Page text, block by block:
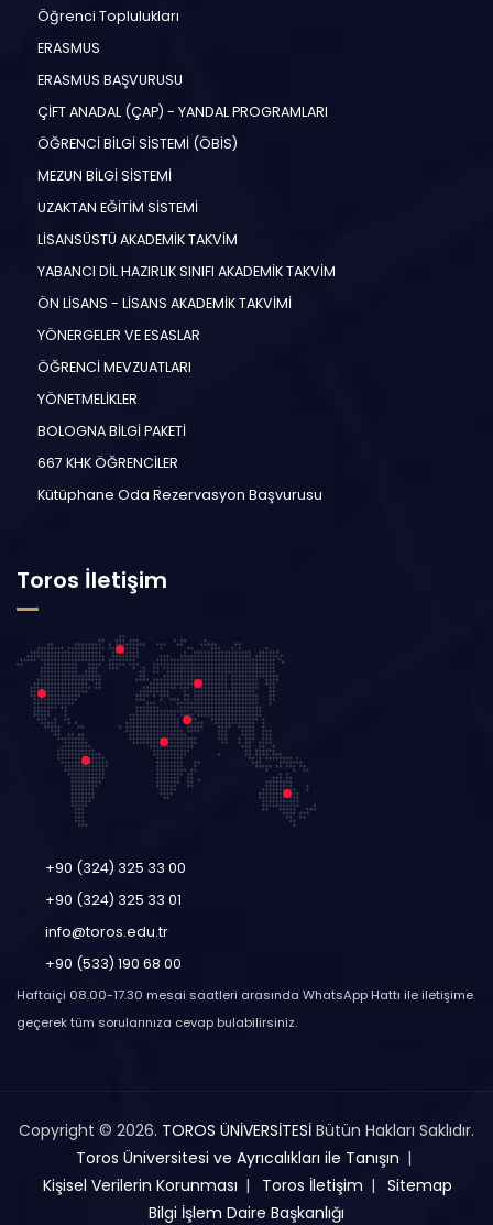
Öğrenci Toplulukları
ERASMUS
ERASMUS BAŞVURUSU
ÇİFT ANADAL (ÇAP) - YANDAL PROGRAMLARI
ÖĞRENCİ BİLGİ SİSTEMİ (ÖBİS)
MEZUN BİLGİ SİSTEMİ
UZAKTAN EĞİTİM SİSTEMİ
LİSANSÜSTÜ AKADEMİK TAKVİM
YABANCI DİL HAZIRLIK SINIFI AKADEMİK TAKVİM
ÖN LİSANS - LİSANS AKADEMİK TAKVİMİ
YÖNERGELER VE ESASLAR
ÖĞRENCİ MEVZUATLARI
YÖNETMELİKLER
BOLOGNA BİLGİ PAKETİ
667 KHK ÖĞRENCİLER
Kütüphane Oda Rezervasyon Başvurusu
Toros İletişim
+90 (324) 325 33 00
+90 (324) 325 33 01
info@toros.edu.tr
+90 (533) 190 68 00
Haftaiçi 08.00-17.30 mesai saatleri arasında WhatsApp Hattı ile iletişime
geçerek tüm sorularınıza cevap bulabilirsiniz.
Copyright © 2026. TOROS ÜNİVERSİTESİ Bütün Hakları Saklıdır.
Toros Üniversitesi ve Ayrıcalıkları ile Tanışın
Kişisel Verilerin Korunması
Toros İletişim
Sitemap
Bilgi İşlem Daire Başkanlığı